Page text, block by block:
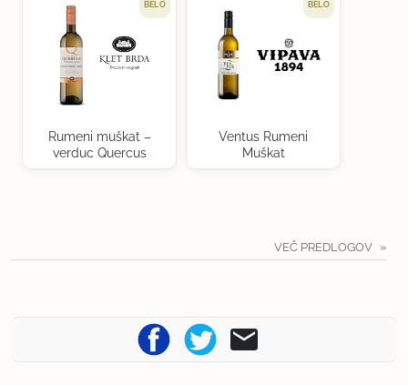
BELO
Rumeni muškat –
verduc Quercus
BELO
Ventus Rumeni
Muškat
VEČ PREDLOGOV